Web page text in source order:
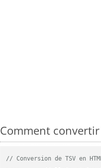
Comment convertir
// Conversion de TSV en